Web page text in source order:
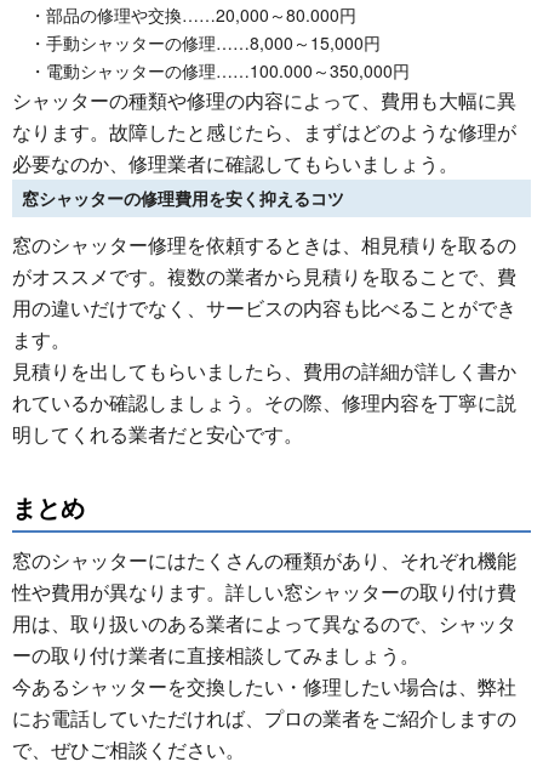
・部品の修理や交換……20,000～80.000円
・手動シャッターの修理……8,000～15,000円
・電動シャッターの修理……100.000～350,000円
シャッターの種類や修理の内容によって、費用も大幅に異
なります。故障したと感じたら、まずはどのような修理が
必要なのか、修理業者に確認してもらいましょう。
窓シャッターの修理費用を安く抑えるコツ
窓のシャッター修理を依頼するときは、相見積りを取るの
がオススメです。複数の業者から見積りを取ることで、費
用の違いだけでなく、サービスの内容も比べることができ
ます。
見積りを出してもらいましたら、費用の詳細が詳しく書か
れているか確認しましょう。その際、修理内容を丁寧に説
明してくれる業者だと安心です。
まとめ
窓のシャッターにはたくさんの種類があり、それぞれ機能
性や費用が異なります。詳しい窓シャッターの取り付け費
用は、取り扱いのある業者によって異なるので、シャッタ
ーの取り付け業者に直接相談してみましょう。
今あるシャッターを交換したい・修理したい場合は、弊社
にお電話していただければ、プロの業者をご紹介しますの
で、ぜひご相談ください。